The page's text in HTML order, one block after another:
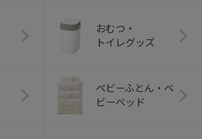
おむつ・
トイレグッズ
ベビーふとん・ベ
ビーベッド